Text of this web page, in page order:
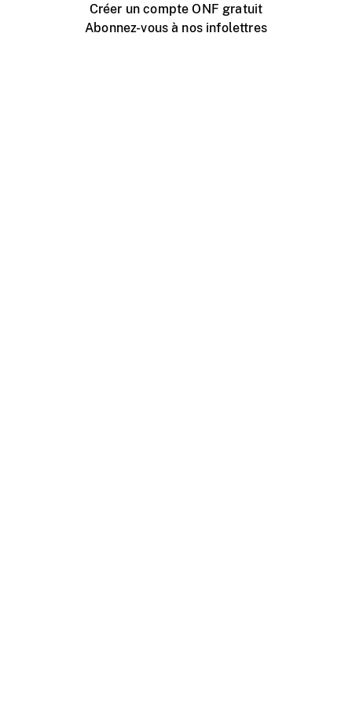
Créer un compte ONF gratuit
Abonnez-vous à nos infolettres